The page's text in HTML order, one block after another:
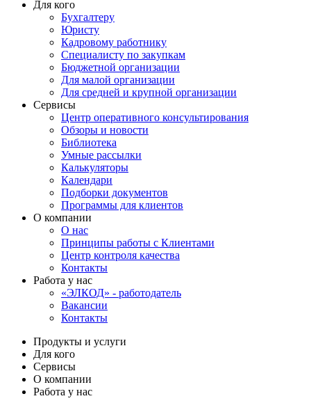
Для кого
Бухгалтеру
Юристу
Кадровому работнику
Специалисту по закупкам
Бюджетной организации
Для малой организации
Для средней и крупной организации
Сервисы
Центр оперативного консультирования
Обзоры и новости
Библиотека
Умные рассылки
Калькуляторы
Календари
Подборки документов
Программы для клиентов
О компании
О нас
Принципы работы с Клиентами
Центр контроля качества
Контакты
Работа у нас
«ЭЛКОД» - работодатель
Вакансии
Контакты
Продукты и услуги
Для кого
Сервисы
О компании
Работа у нас